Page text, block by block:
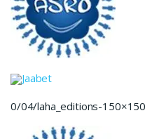
Jaabet
0/04/laha_editions-